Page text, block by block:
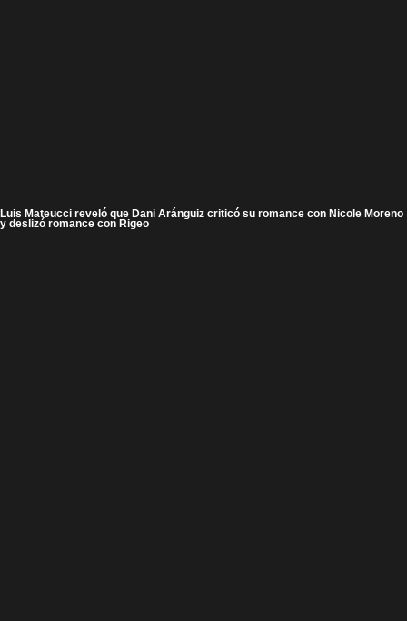
Luis Mateucci reveló que Dani Aránguiz criticó su romance con Nicole Moreno
y deslizó romance con Rigeo